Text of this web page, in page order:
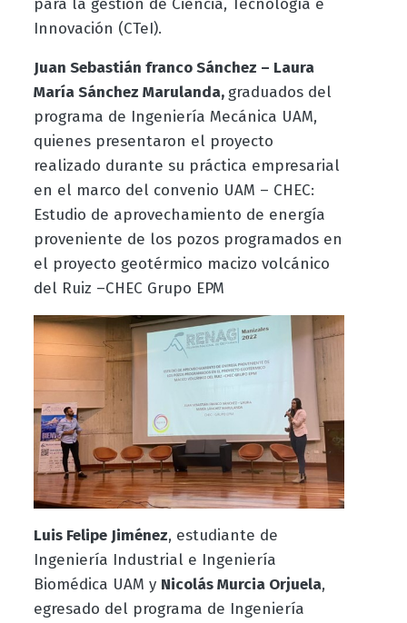
para la gestión de Ciencia, Tecnología e
Innovación (CTeI).
Juan Sebastián franco Sánchez – Laura
María Sánchez Marulanda, graduados del
programa de Ingeniería Mecánica UAM,
quienes presentaron el proyecto
realizado durante su práctica empresarial
en el marco del convenio UAM – CHEC:
Estudio de aprovechamiento de energía
proveniente de los pozos programados en
el proyecto geotérmico macizo volcánico
del Ruiz –CHEC Grupo EPM
Luis Felipe Jiménez, estudiante de
Ingeniería Industrial e Ingeniería
Biomédica UAM y Nicolás Murcia Orjuela,
egresado del programa de Ingeniería